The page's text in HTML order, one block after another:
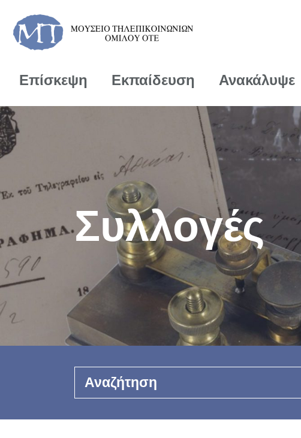
Επίσκεψη Εκπαίδευση Ανακάλυψε
Συλλογές
Αναζήτηση